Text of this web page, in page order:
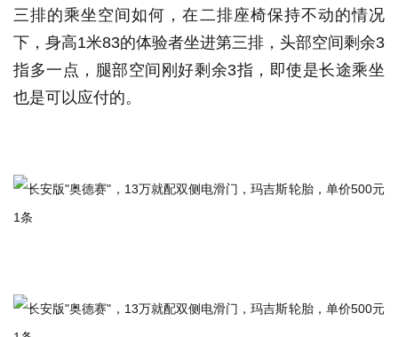
三排的乘坐空间如何，在二排座椅保持不动的情况
下，身高1米83的体验者坐进第三排，头部空间剩余3
指多一点，腿部空间刚好剩余3指，即使是长途乘坐
也是可以应付的。